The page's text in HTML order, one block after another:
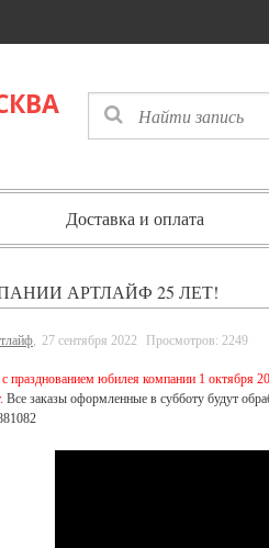
Доставка и оплата
АРТЛАЙФ 25 ЛЕТ!
27 сентября 2022 Просмотров: 2249
празднованием юбилея компании 1 октября
Все заказы оформленные в субботу будут